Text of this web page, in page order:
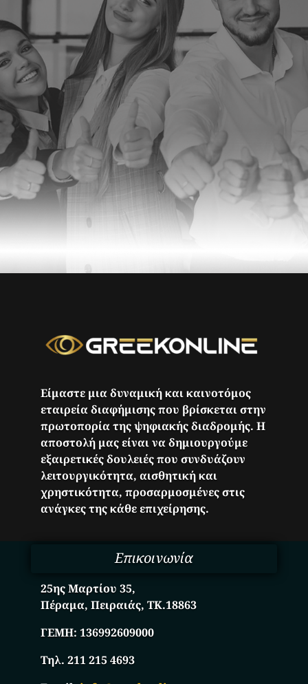
Είμαστε μια δυναμική και καινοτόμος
εταιρεία διαφήμισης που βρίσκεται στην
πρωτοπορία της ψηφιακής διαδρομής. Η
αποστολή μας είναι να δημιουργούμε
εξαιρετικές δουλειές που συνδυάζουν
λειτουργικότητα, αισθητική και
χρηστικότητα, προσαρμοσμένες στις
ανάγκες της κάθε επιχείρησης.
Επικοινωνία
25ης Μαρτίου 35,
Πέραμα, Πειραιάς, ΤΚ.18863
ΓΕΜΗ:136992609000
Τηλ. 211 215 4693